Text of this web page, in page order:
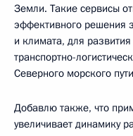
Земли. Такие сервисы
эффективного решения
и климата, для
транспортно-
Северного морского
Добавлю также, что
увеличивает динамику